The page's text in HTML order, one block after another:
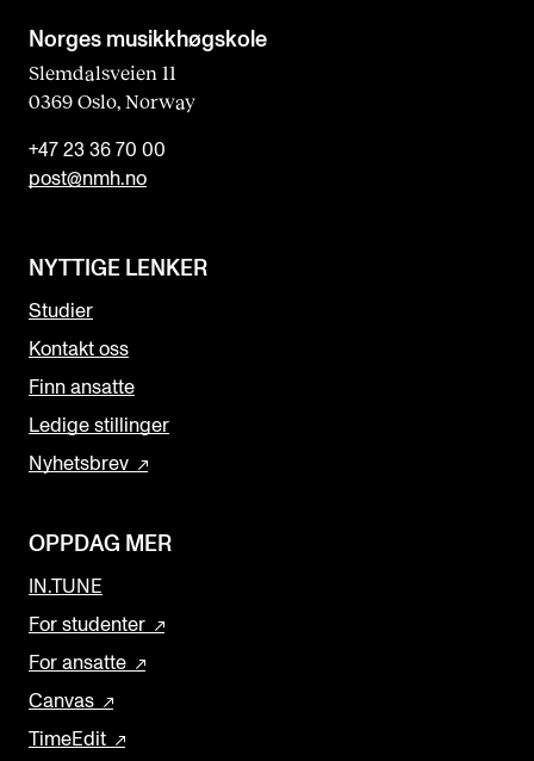
Norges musikk­høgskole
Slemdalsveien 11
0369 Oslo, Norway
+47 23 36 70 00
post@nmh.no
NYTTIGE LENKER
Studier
Kontakt oss
Finn ansatte
Ledige stillinger
Nyhetsbrev
OPPDAG MER
IN.TUNE
For studenter
For ansatte
Canvas
TimeEdit